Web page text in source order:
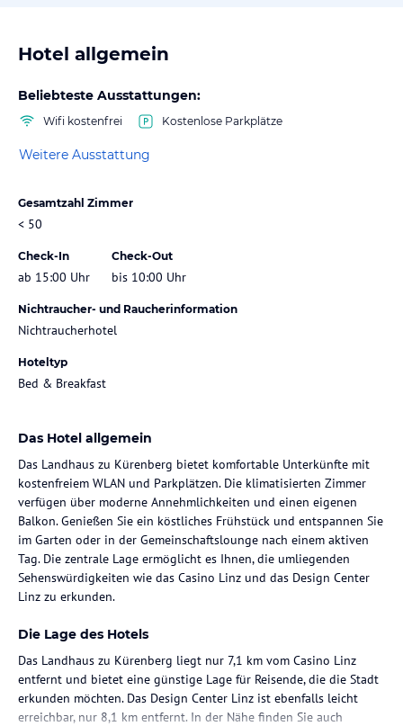
Hotel allgemein
Beliebteste Ausstattungen:
Wifi kostenfrei Kostenlose Parkplätze
Weitere Ausstattung
Gesamtzahl Zimmer
< 50
Check-In
ab 15:00 Uhr
Check-Out
bis 10:00 Uhr
Nichtraucher- und Raucherinformation
Nichtraucherhotel
Hoteltyp
Bed & Breakfast
Das Hotel allgemein
Das Landhaus zu Kürenberg bietet komfortable Unterkünfte mit
kostenfreiem WLAN und Parkplätzen. Die klimatisierten Zimmer
verfügen über moderne Annehmlichkeiten und einen eigenen
Balkon. Genießen Sie ein köstliches Frühstück und entspannen Sie
im Garten oder in der Gemeinschaftslounge nach einem aktiven
Tag. Die zentrale Lage ermöglicht es Ihnen, die umliegenden
Sehenswürdigkeiten wie das Casino Linz und das Design Center
Linz zu erkunden.
Die Lage des Hotels
Das Landhaus zu Kürenberg liegt nur 7,1 km vom Casino Linz
entfernt und bietet eine günstige Lage für Reisende, die die Stadt
erkunden möchten. Das Design Center Linz ist ebenfalls leicht
erreichbar, nur 8,1 km entfernt. In der Nähe finden Sie auch